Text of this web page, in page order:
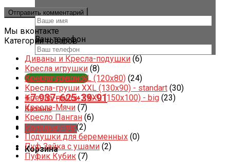
Ваше имя *
Ваш телефон
Заказать звонок
+7 937-625-39-91
Казань
Корзина /0₽
Корзина
Мы вконтакте
Категории товаров
Диваны и Кресла-подушки (6)
Кресла игрушки (8)
Кресла-груши XL (120x80) (24)
Кресла-груши XXL (130x90) - standart (30)
Кресла-груши XXXL (150x100) - big (23)
Кресла-Мячи (7)
Кресло Панган (6)
Наполнитель (2)
Подушки для беременных (0)
Пуф Зайка с ушами (2)
Пуфик Кубик (7)